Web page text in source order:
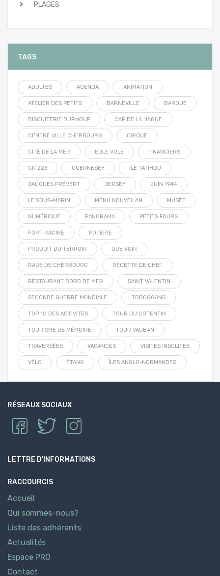
PLAGES
TAGS
ADULTES AGENDA ANIMATION
ATELIER DES PETITS BARNEVILLE BARQUE
BISCUITERIE BURNOUF CAP DE LA HAGUE
CENTRE VILLE CHERBOURG CIRQUE
CITÉ DE LA MER EOLE VOLE FINANCIERS
GR 223 GUERNESEY ILE TATIHOU
JACQUES PRÉVERT JERSEY JUIN 1944
LE SOUS-MARIN MENU NOUVEL AN MUSÉE
NUMÉRIQUE PANORAMA PETITS FOURS
PORT RACINE POTERIE
PRODUIT DU TERROIR QUE VOIR
RADE DE CHERBOURG RECETTE DE CHEF
RESTAURANT BORD DE MER SAINT VALENTIN
SECONDE GUERRE MONDIALE TOBOGGANS
TOP 10 DES ACTIVITÉS TOUR DU COTENTIN
TOURISME DE MÉMOIRE TOUR VAUBAN
TRAVERSÉES VACANCES VISITES INSOLITES
VÉLO ÉTANG ÎLES ANGLO-NORMANDES
RÉSEAUX SOCIAUX
LETTRE D’INFORMATIONS
RACCOURCIS
Accueil
Qui sommes-nous?
Liste des adhérents
Actualités
Espace PRO
Contact